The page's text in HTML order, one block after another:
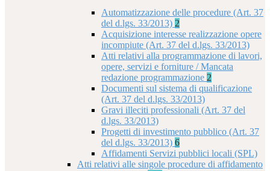
Automatizzazione delle procedure (Art. 37
del d.lgs. 33/2013) 2
Acquisizione interesse realizzazione opere
incompiute (Art. 37 del d.lgs. 33/2013)
Atti relativi alla programmazione di lavori,
opere, servizi e forniture / Mancata
redazione programmazione 2
Documenti sul sistema di qualificazione
(Art. 37 del d.lgs. 33/2013)
Gravi illeciti professionali (Art. 37 del
d.lgs. 33/2013)
Progetti di investimento pubblico (Art. 37
del d.lgs. 33/2013) 6
Affidamenti Servizi pubblici locali (SPL)
Atti relativi alle singole procedure di affidamento